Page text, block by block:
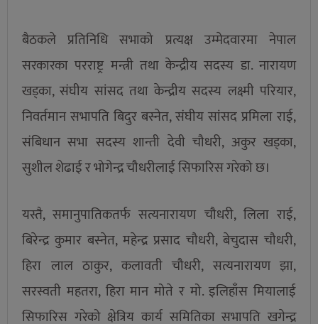
बैठकले प्रतिनिधि सभाको प्रत्यक्ष उम्मेदवारमा नेपाल
सरकारका परराष्ट्र मन्त्री तथा केन्द्रीय सदस्य डा. नारायण
खड्का, संघीय सांसद तथा केन्द्रीय सदस्य लक्ष्मी परियार,
निवर्तमान सभापति बिदुर बस्नेत, संघीय सांसद प्रमिला राई,
संबिधान सभा सदस्य शान्ती देवी चौधरी, अकुर खड्का,
सुशील शेढाई र भोगेन्द्र चौधरीलाई सिफारिस गरेको छ।
यस्तै, समानुपातिकतर्फ सत्यनारायण चौधरी, लिला राई,
बिरेन्द्र कुमार बस्नेत, महेन्द्र प्रसाद चौधरी, बेचुदास चौधरी,
हिरा लाल ठाकुर, कलावती चौधरी, सत्यनारायण झा,
सरस्वती महतरा, हिरा मान मोते र मो. इलिहाँस मियालाई
सिफारिस गरेको क्षेत्रिय कार्य समितिका सभापति खगेन्द्र